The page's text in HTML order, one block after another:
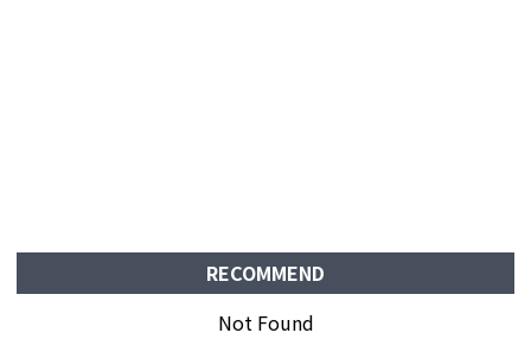
RECOMMEND
Not Found